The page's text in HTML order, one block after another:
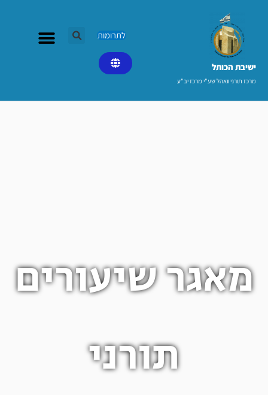
ישיבת הכותל​
מרכז תורני וואהל שע"י מרכז יב"ע
לתרומות
מאגר שיעורים
תורני